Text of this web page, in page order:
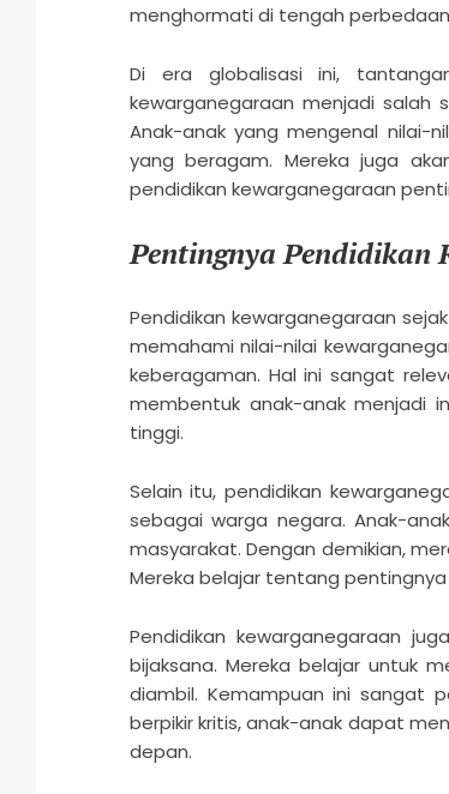
menghormati di tengah
Di era globalisasi ini,
kewarganegaraan menjadi salah
Anak-anak yang mengenal nilai-
yang beragam. Mereka juga
pendidikan kewarganegaraan
Pentingnya Pendidikan
Pendidikan kewarganegaraan
memahami nilai-nilai
keberagaman. Hal ini sangat
membentuk anak-anak menjadi
tinggi.
Selain itu, pendidikan
sebagai warga negara. Anak-
masyarakat. Dengan demikian,
Mereka belajar tentang
Pendidikan kewarganegaraan
bijaksana. Mereka belajar untuk
diambil. Kemampuan ini sangat
berpikir kritis, anak-anak dapat
depan.